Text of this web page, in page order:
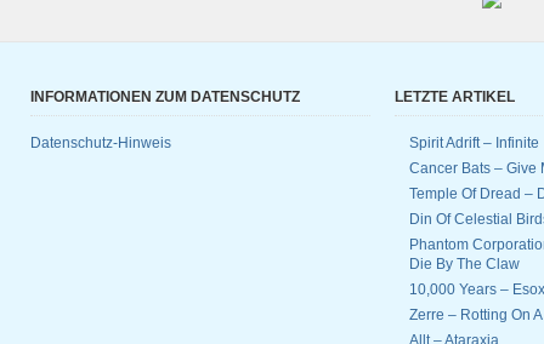
INFORMATIONEN ZUM DATENSCHUTZ
Datenschutz-Hinweis
LETZTE ARTIKEL
Spirit Adrift –
Cancer Bats – Give
Temple Of Dread –
Din Of Celestial
Phantom
Die By The Claw
10,000 Years –
Zerre – Rotting On
Allt – Ataraxia